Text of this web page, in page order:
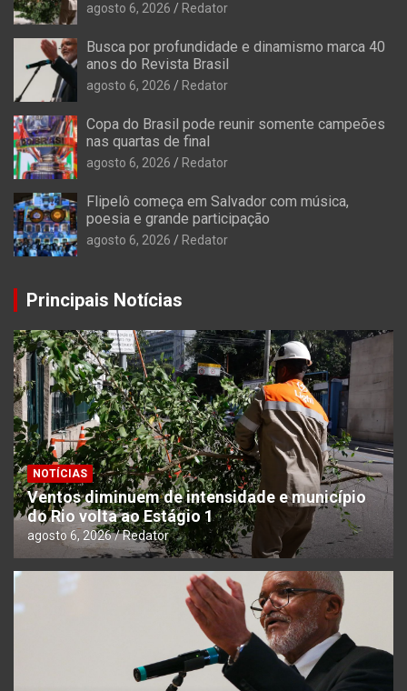
agosto 6, 2026 Redator
Busca por profundidade e dinamismo marca 40
anos do Revista Brasil
agosto 6, 2026 Redator
Copa do Brasil pode reunir somente campeões
nas quartas de final
agosto 6, 2026 Redator
Flipelô começa em Salvador com música,
poesia e grande participação
agosto 6, 2026 Redator
Principais Notícias
NOTÍCIAS
Ventos diminuem de intensidade e município
do Rio volta ao Estágio 1
agosto 6, 2026 Redator